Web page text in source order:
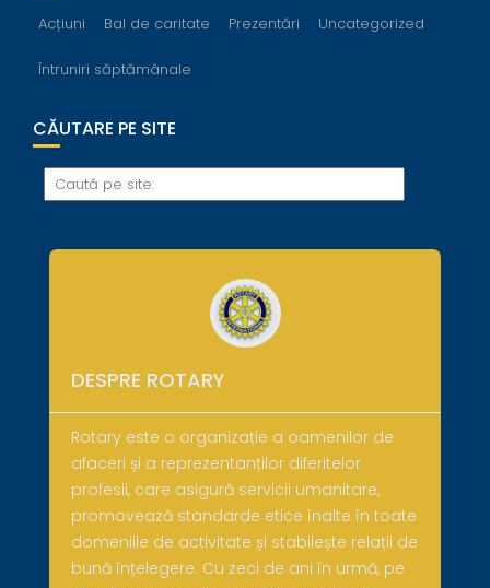
Acțiuni Bal de caritate Prezentări Uncategorized
Întruniri săptămânale
CĂUTARE PE SITE
DESPRE ROTARY
Rotary este o organizație a oamenilor de
afaceri și a reprezentanților diferitelor
profesii, care asigură servicii umanitare,
promovează standarde etice înalte în toate
domeniile de activitate și stabilește relații de
bună înțelegere. Cu zeci de ani în urmă, pe